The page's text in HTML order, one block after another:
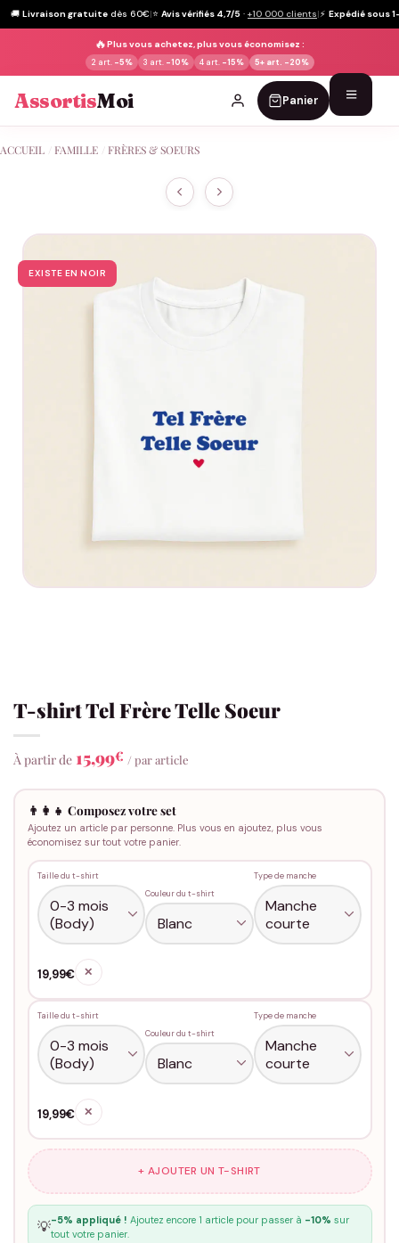
🚚 Livraison gratuite dès 60€|⭐ Avis vérifiés 4,7/5 · +10 000 clients|⚡ Expédié sous
🔥Plus vous achetez, plus vous économisez :
2 art. -5% 3 art. -10% 4 art. -15% 5+ art. -20%
AssortisMoi Panier
au
ACCUEIL FAMILLE FRÈRES & SOEURS
EXISTE EN NOIR
T-shirt Tel Frère Telle Soeur
À partir de 15,99€ / par article
👨‍👩‍👧 Composez votre set
Ajoutez un article par personne. Plus vous en ajoutez, plus vous
économisez sur tout votre panier.
Taille du t-shirt
Couleur du t-shirt
Type de manche
19,99€ ✕
Taille du t-shirt
Couleur du t-shirt
Type de manche
19,99€ ✕
+ AJOUTER UN T-SHIRT
💡-5% appliqué ! Ajoutez encore 1 article pour passer à -10% sur
tout votre panier.